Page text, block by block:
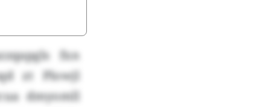
fxn
zt Plowjl
dmyomll